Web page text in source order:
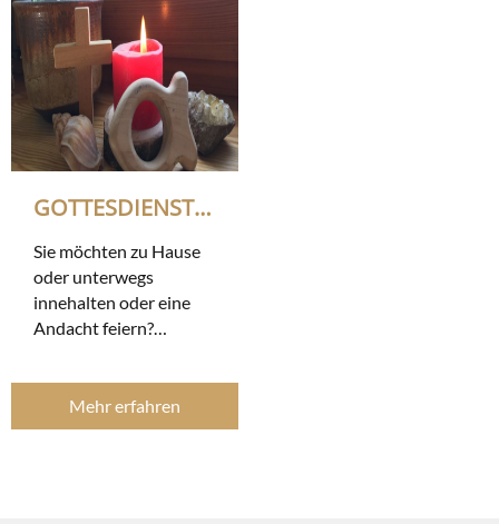
GOTTESDIENST „TO GO“
Sie möchten zu Hause
oder unterwegs
innehalten oder eine
Andacht feiern?
zum Innehalten,
Gottesdienste zum
Lesen und als Video.
Mehr erfahren